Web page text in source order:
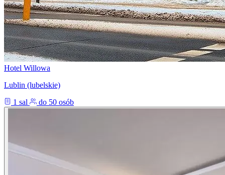
Hotel Willowa
Lublin (lubelskie)
1 sal
do 50 osób